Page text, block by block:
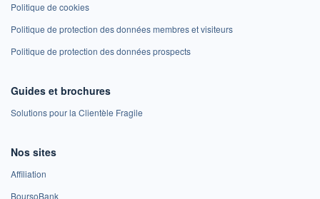
Politique de cookies
Politique de protection des données membres et visiteurs
Politique de protection des données prospects
Guides et brochures
Solutions pour la Clientèle Fragile
Nos sites
Affiliation
BoursoBank